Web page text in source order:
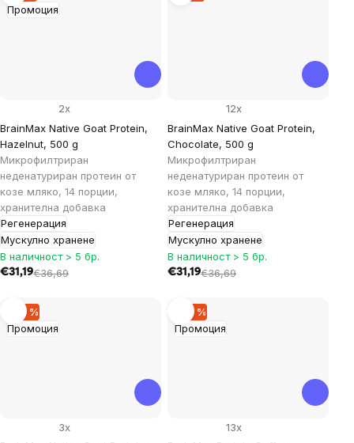
Промоция
BrainMax Native Goat Protein,
Hazelnut, 500 g
Микрофилтриран
неденатуриран протеин от
козе мляко, 14 порции,
хранителна добавка
Регенерация
Мускулно хранене
2x
В наличност > 5 бр.
€31,19€36,69
BrainMax Native Goat Protein,
Chocolate, 500 g
Микрофилтриран
неденатуриран протеин от
козе мляко, 14 порции,
хранителна добавка
Регенерация
Мускулно хранене
12x
В наличност > 5 бр.
€31,19€36,69
Промоция
–30 %
3x
Промоция
–30 %
13x